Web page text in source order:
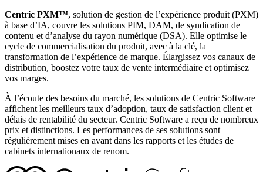
Centric PXM™, solution de gestion de l’expérience produit (PXM)
à base d’IA, couvre les solutions PIM, DAM, de syndication de
contenu et d’analyse du rayon numérique (DSA). Elle optimise le
cycle de commercialisation du produit, avec à la clé, la
transformation de l’expérience de marque. Élargissez vos canaux de
distribution, boostez votre taux de vente intermédiaire et optimisez
vos marges.
À l’écoute des besoins du marché, les solutions de Centric Software
affichent les meilleurs taux d’adoption, taux de satisfaction client et
délais de rentabilité du secteur. Centric Software a reçu de nombreux
prix et distinctions. Les performances de ses solutions sont
régulièrement mises en avant dans les rapports et les études de
cabinets internationaux de renom.